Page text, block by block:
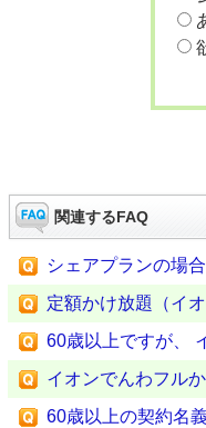
関連するFAQ
シェアプランの場
定額かけ放題（イ
60歳以上ですが、
イオンでんわフル
60歳以上の契約名